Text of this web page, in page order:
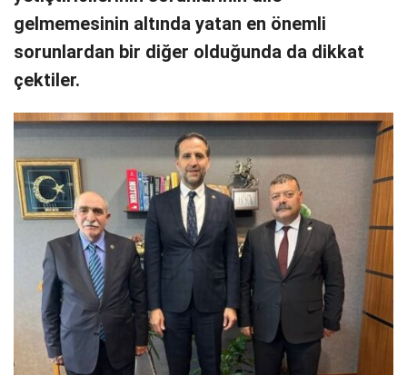
gelmemesinin altında yatan en önemli
sorunlardan bir diğer olduğunda da dikkat
çektiler.